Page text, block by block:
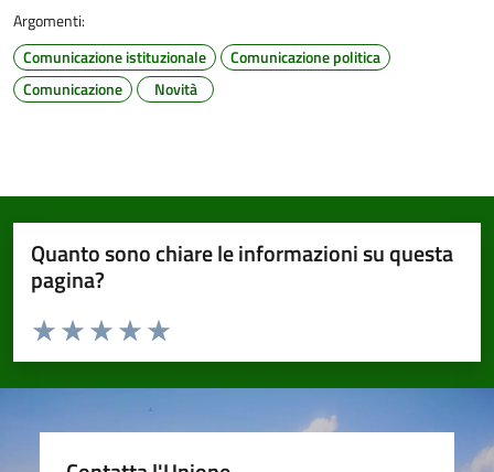
Argomenti:
Comunicazione istituzionale
Comunicazione politica
Comunicazione
Novità
Quanto sono chiare le informazioni su questa
pagina?
Valuta da 1 a 5 stelle la pagina
Valuta 5 stelle su 5
Valuta 4 stelle su 5
Valuta 3 stelle su 5
Valuta 2 stelle su 5
Valuta 1 stelle su 5